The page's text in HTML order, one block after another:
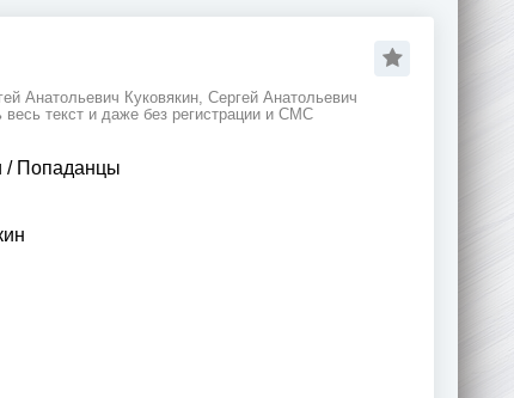
Анатольевич Куковякин, Сергей Анатольевич
текст и даже без регистрации и СМС
/ Попаданцы